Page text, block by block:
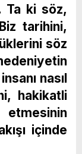
Ta ki söz,
Biz tarihini,
söz
nasıl
hakikatli
içinde